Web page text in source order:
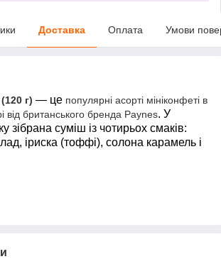
Доставка Оплата Умови
г) — це популярні асорті мініконфеті в
від британського бренда Paynes. У
зібрана суміш із чотирьох смаків:
іриска (тоффі), солона карамель і